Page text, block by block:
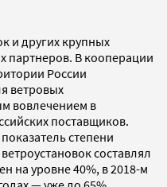
и других крупных
партнеров. В кооперации
России
ветровых
вовлечением в
поставщиков.
степени
составлял
на уровне 40%, в 2018-м